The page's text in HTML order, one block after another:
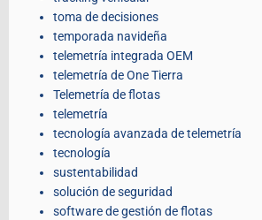
toma de decisiones
temporada navideña
telemetría integrada OEM
telemetría de One Tierra
Telemetría de flotas
telemetría
tecnología avanzada de telemetría
tecnología
sustentabilidad
solución de seguridad
software de gestión de flotas